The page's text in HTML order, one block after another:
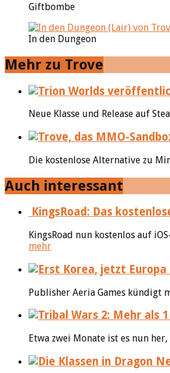
Giftbombe
In den Dungeon
Mehr zu Trove
Neue Klasse und Release auf
Die kostenlose Alternative zu
Auch interessant
KingsRoad: Das
KingsRoad nun kostenlos auf
mehr
Publisher Aeria Games kündigt
Etwa zwei Monate ist es nun